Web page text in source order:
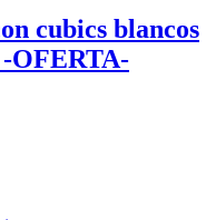
cubics blancos
OFERTA-